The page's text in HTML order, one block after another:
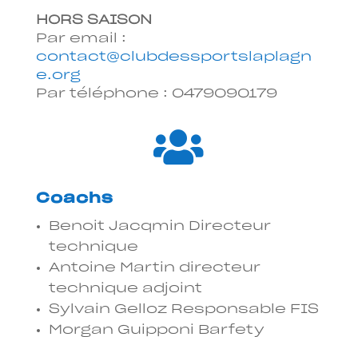
HORS SAISON
Par email :
contact@clubdessportslaplagn
e.org
Par téléphone : 0479090179

Coachs
Benoit Jacqmin Directeur
technique
Antoine Martin directeur
technique adjoint
Sylvain Gelloz Responsable FIS
Morgan Guipponi Barfety